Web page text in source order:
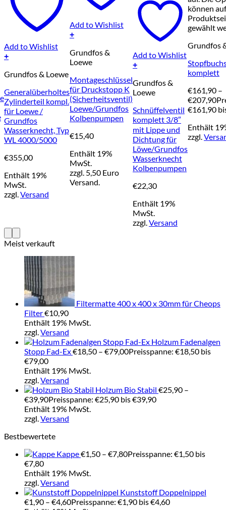
Add to Wishlist
+
Grundfos & Loewe
Generalüberholtes
Zylinderteil kompl.
für Loewe /
Grundfos
Wasserknecht, Typ
WL 4000/5000
€355,00
Enthält 19%
MwSt.
zzgl.Versand
Add to Wishlist
+
Grundfos &
Loewe
Montageschlüssel
für Druckstopp K
(Sicherheitsventil)
Loewe/Grundfos
Kolbenpumpen
€15,40
Enthält 19%
MwSt.
zzgl. 5,50 Euro
Versand.
Add to Wishlist
+
Grundfos &
Loewe
Schnüffelventil
komplett 3/8″
mit Lippe und
Dichtung für
Löwe/Grundfos
Wasserknecht
Kolbenpumpen
€22,30
Enthält 19%
MwSt.
zzgl.Versand
können
gewählt
Grundfos
komplett
€161,90 –
€207,90
€161,90
Enthält
zzgl.
Meist verkauft
Filtermatte 400 x 400 x 30mm für Cheops
Filter€10,90
Enthält 19% MwSt.
zzgl.Versand
Holzum Fadenalgen
Stopp Fad-Ex€18,50 – €79,00Preisspanne: €18,50 bis
€79,00
Enthält 19% MwSt.
zzgl.Versand
Holzum Bio Stabil €25,90 –
€39,90Preisspanne: €25,90 bis €39,90
Enthält 19% MwSt.
zzgl.Versand
Bestbewertete
Kappe€1,50 – €7,80Preisspanne: €1,50 bis
€7,80
Enthält 19% MwSt.
zzgl.Versand
Kunststoff Doppelnippel
€1,90 – €4,60Preisspanne: €1,90 bis €4,60